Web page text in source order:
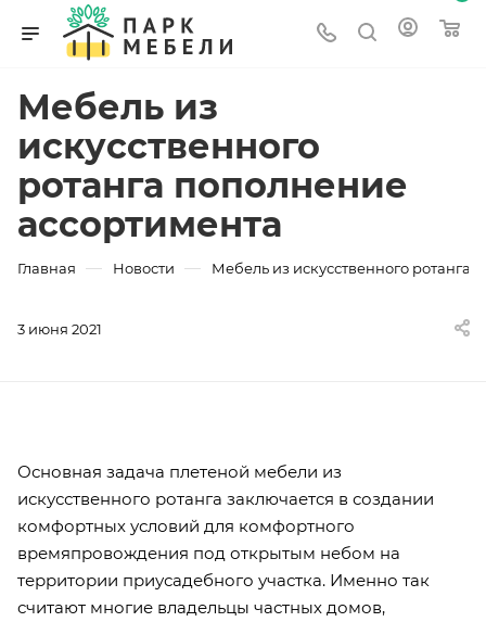
Мебель из
искусственного
ротанга пополнение
ассортимента
Главная — Новости — Мебель из искусственного ротанга
3 июня 2021
Основная задача плетеной мебели из
искусственного ротанга заключается в создании
комфортных условий для комфортного
времяпровождения под открытым небом на
территории приусадебного участка. Именно так
считают многие владельцы частных домов,